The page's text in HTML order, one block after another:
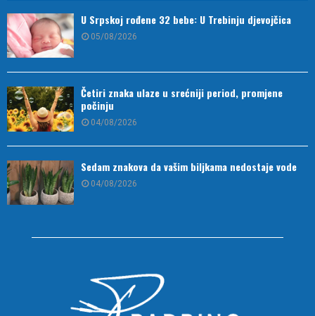
U Srpskoj rođene 32 bebe: U Trebinju djevojčica
05/08/2026
Četiri znaka ulaze u srećniji period, promjene
počinju
04/08/2026
Sedam znakova da vašim biljkama nedostaje vode
04/08/2026